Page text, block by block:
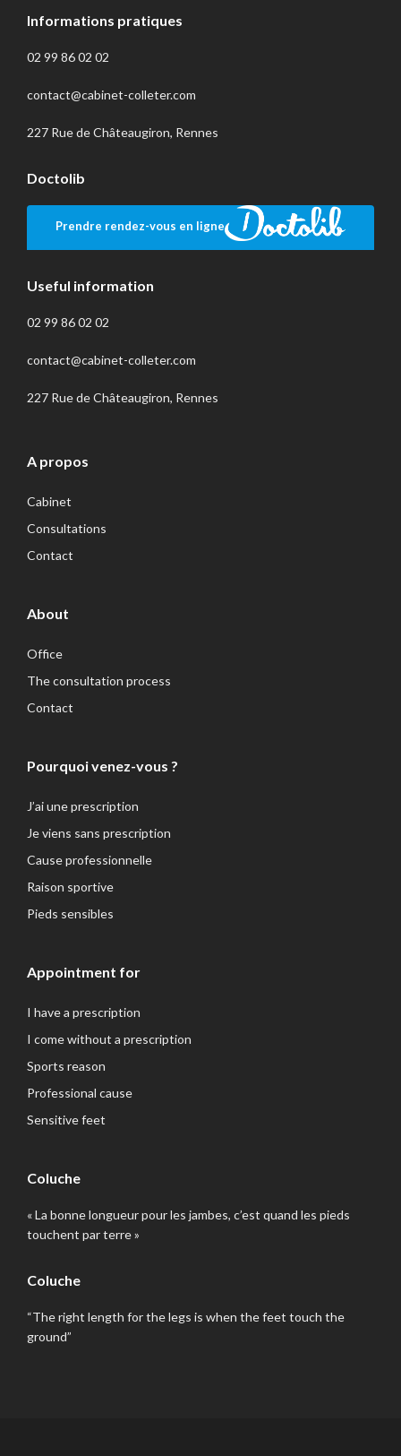
Informations pratiques
02 99 86 02 02
contact@cabinet-colleter.com
227 Rue de Châteaugiron, Rennes
Doctolib
Prendre rendez-vous en ligne
Useful information
02 99 86 02 02
contact@cabinet-colleter.com
227 Rue de Châteaugiron, Rennes
A propos
Cabinet
Consultations
Contact
About
Office
The consultation process
Contact
Pourquoi venez-vous ?
J’ai une prescription
Je viens sans prescription
Cause professionnelle
Raison sportive
Pieds sensibles
Appointment for
I have a prescription
I come without a prescription
Sports reason
Professional cause
Sensitive feet
Coluche
« La bonne longueur pour les jambes, c’est quand les pieds
touchent par terre »
Coluche
“The right length for the legs is when the feet touch the
ground”